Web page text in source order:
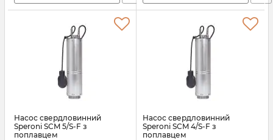
Насос свердловинний
Speroni SCM 5/S-F з
поплавцем
Насос свердловинний
Speroni SCM 4/S-F з
поплавцем